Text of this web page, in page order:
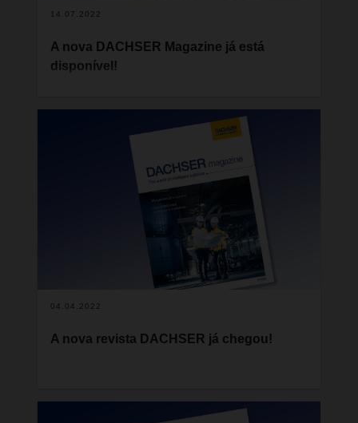
14.07.2022
A nova DACHSER Magazine já está
disponível!
companheiros, e, em momentos de desafios e
crises como este, são mais importantes do que
nunca. Por entre todas as incertezas, procuramos
dar as melhores soluções aos nossos clientes e
as notícias desta edição refletem o nosso
04.04.2022
A nova revista DACHSER já chegou!
estamos a tentar encontrar o nosso caminho